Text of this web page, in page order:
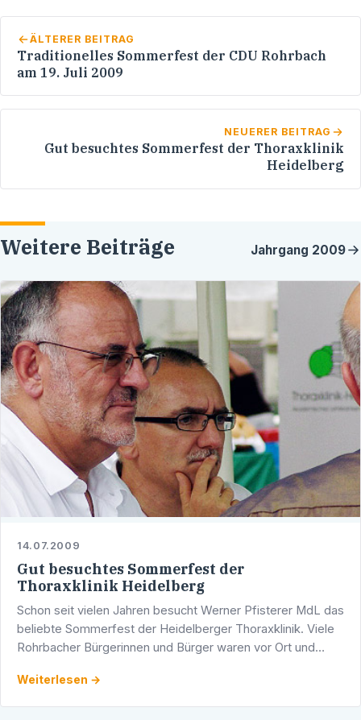
ÄLTERER BEITRAG
Traditionelles Sommerfest der CDU Rohrbach
am 19. Juli 2009
NEUERER BEITRAG
Gut besuchtes Sommerfest der Thoraxklinik
Heidelberg
Weitere Beiträge Jahrgang 2009
14.07.2009
Gut besuchtes Sommerfest der
Thoraxklinik Heidelberg
Schon seit vielen Jahren besucht Werner Pfisterer MdL das
beliebte Sommerfest der Heidelberger Thoraxklinik. Viele
Rohrbacher Bürgerinnen und Bürger waren vor Ort und
Weiterlesen →